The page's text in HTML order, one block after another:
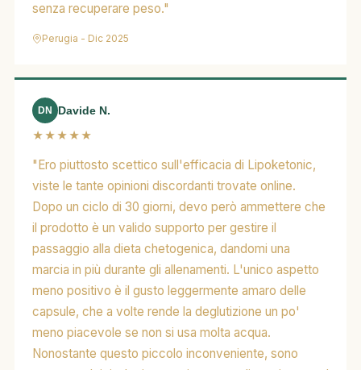
senza recuperare peso."
Perugia - Dic 2025
DN
Davide N.
★★★★★
"Ero piuttosto scettico sull'efficacia di Lipoketonic,
viste le tante opinioni discordanti trovate online.
Dopo un ciclo di 30 giorni, devo però ammettere che
il prodotto è un valido supporto per gestire il
passaggio alla dieta chetogenica, dandomi una
marcia in più durante gli allenamenti. L'unico aspetto
meno positivo è il gusto leggermente amaro delle
capsule, che a volte rende la deglutizione un po'
meno piacevole se non si usa molta acqua.
Nonostante questo piccolo inconveniente, sono